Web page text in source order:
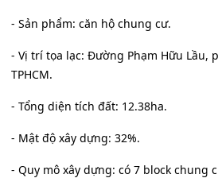
- Sản phẩm: căn hộ chung cư.
- Vị trí tọa lạc: Đường Phạm Hữu Lầu,
TPHCM.
- Tổng diện tích đất: 12.38ha.
- Mật độ xây dựng: 32%.
- Quy mô xây dựng: có 7 block chung